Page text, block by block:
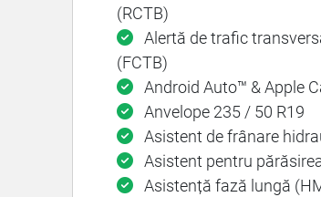
(RCTB)
Alertă de trafic
(FCTB)
Android Auto™ & Apple
Anvelope 235 / 50 R19
Asistent de frânare
Asistent pentru
Asistență fază lungă